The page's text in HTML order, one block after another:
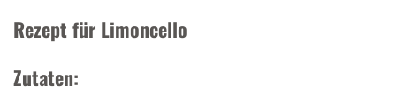
Rezept für Limoncello
Zutaten: